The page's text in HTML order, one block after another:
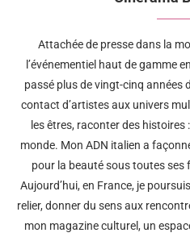
Attachée de presse dans la
l’événementiel haut de gamme
passé plus de vingt-cinq années
contact d’artistes aux univers
les êtres, raconter des histoires
monde. Mon ADN italien a
pour la beauté sous toutes ses
Aujourd’hui, en France, je
relier, donner du sens aux
mon magazine culturel, un